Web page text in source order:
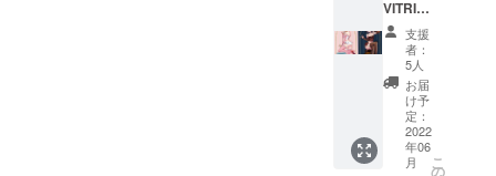
に含ま
れませ
のプラ
ンで
す。
[セット
内容] ・
チョコ
レート
ケーキ
ビス
チェ衣
VITRIN
E”フル
コンプ
リート
プラン
”SALO
N DE
VITRIN
E”全て
のプロ
支援
者：
5人
お届
け予
定：
2022
年06
月
こ
の